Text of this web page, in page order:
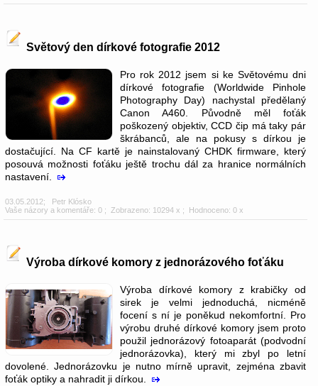
Světový den dírkové fotografie 2012
Pro rok 2012 jsem si ke Světovému dni
dírkové fotografie (Worldwide Pinhole
Photography Day) nachystal předělaný
Canon A460. Původně měl foťák
poškozený objektiv, CCD čip má taky pár
škrábanců, ale na pokusy s dírkou je
dostačující. Na CF kartě je nainstalovaný CHDK firmware, který
posouvá možnosti foťáku ještě trochu dál za hranice normálních
nastavení.
03.05.2012; Petr Klósko
Vaše názory a komentáře: 0 ; Zobrazeno: 10294 x ; Hodnoceno: 0 x
Výroba dírkové komory z jednorázového foťáku
Výroba dírkové komory z krabičky od
sirek je velmi jednoduchá, nicméně
focení s ní je poněkud nekomfortní. Pro
výrobu druhé dírkové komory jsem proto
použil jednorázový fotoaparát (podvodní
jednorázovka), který mi zbyl po letní
dovolené. Jednorázovku je nutno mírně upravit, zejména zbavit
foťák optiky a nahradit ji dírkou.